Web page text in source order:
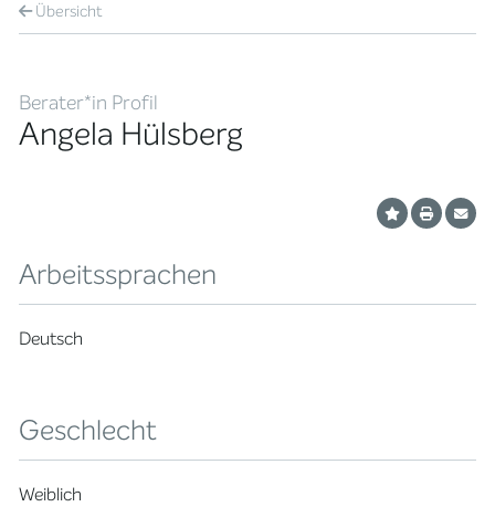
Übersicht
Berater*in Profil
Angela Hülsberg
Arbeitssprachen
Deutsch
Geschlecht
Weiblich